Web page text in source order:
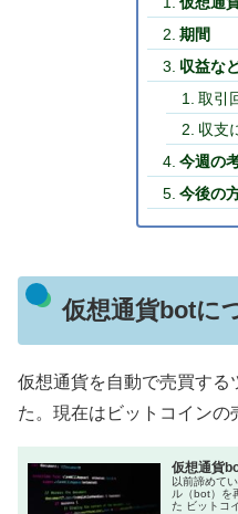
期間
収益な
取引
収支
今週の
今後の
仮想通貨botに
仮想通貨を自動で売買する
た。現在はビットコインの
仮想通貨
以前諦めて
ル（bot）を
た ビットコ